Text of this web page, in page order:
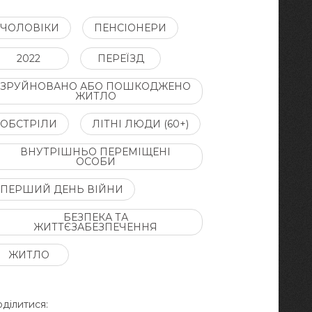
ЧОЛОВІКИ ПЕНСІОНЕРИ
2022 ПЕРЕЇЗД
ЗРУЙНОВАНО АБО ПОШКОДЖЕНО
ЖИТЛО
ОБСТРІЛИ ЛІТНІ ЛЮДИ (60+)
ВНУТРІШНЬО ПЕРЕМІЩЕНІ
ОСОБИ
ПЕРШИЙ ДЕНЬ ВІЙНИ
БЕЗПЕКА ТА
ЖИТТЄЗАБЕЗПЕЧЕННЯ
ЖИТЛО